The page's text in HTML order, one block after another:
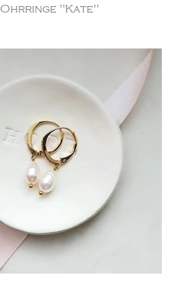
Ohrringe "Kate"